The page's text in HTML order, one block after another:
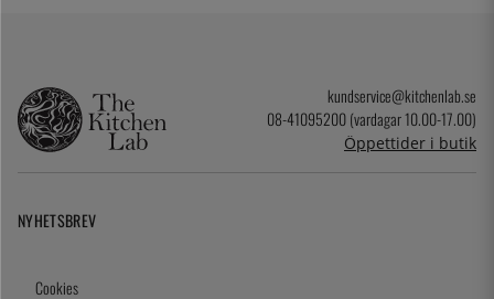
kundservice@kitchenlab.se
08-41095200 (vardagar 10.00-17.00)
Öppettider i butik
NYHETSBREV
Cookies